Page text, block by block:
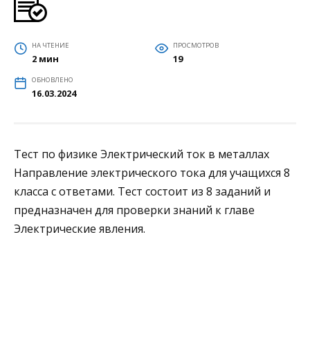
НА ЧТЕНИЕ
2 мин
ПРОСМОТРОВ
19
ОБНОВЛЕНО
16.03.2024
Тест по физике Электрический ток в металлах
Направление электрического тока для учащихся 8
класса с ответами. Тест состоит из 8 заданий и
предназначен для проверки знаний к главе
Электрические явления.